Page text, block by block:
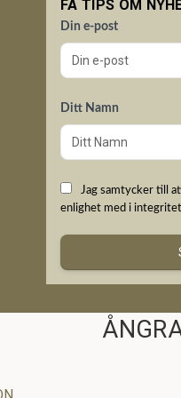
FÅ TIPS OM
Din e-post
Ditt Namn
Jag samtycker till
enlighet med i